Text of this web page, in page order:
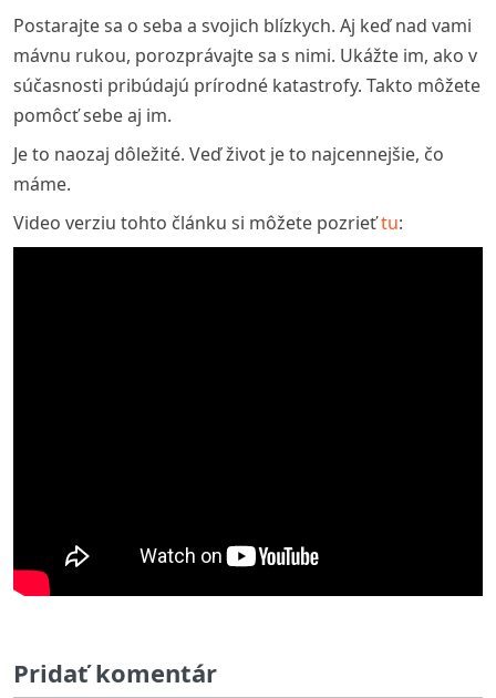
Postarajte sa o seba a svojich blízkych. Aj keď nad vami
mávnu rukou, porozprávajte sa s nimi. Ukážte im, ako v
súčasnosti pribúdajú prírodné katastrofy. Takto môžete
pomôcť sebe aj im.
Je to naozaj dôležité. Veď život je to najcennejšie, čo
máme.
Video verziu tohto článku si môžete pozrieťtu:
Pridať komentár